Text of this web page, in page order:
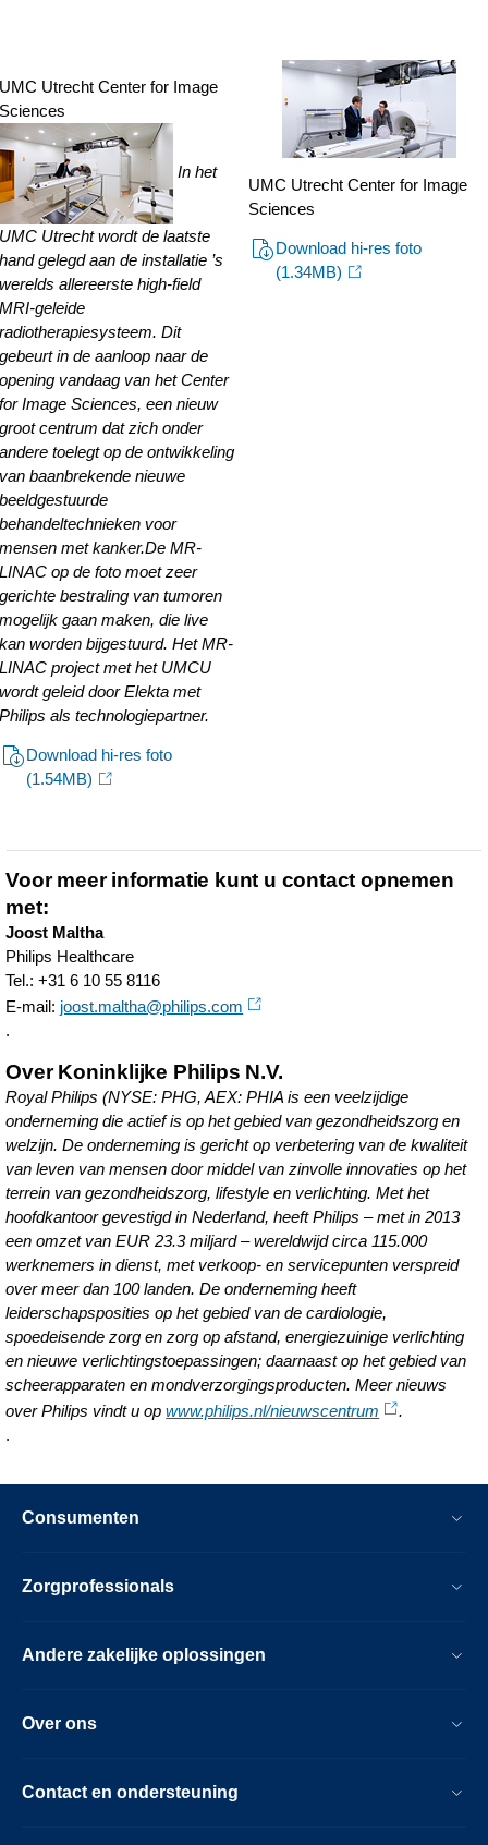
Utrecht-
opent-
het-
Center-
for-
Image-
Sciences.html
UMC Utrecht Center for Image
Sciences
In het
UMC Utrecht wordt de laatste
hand gelegd aan de installatie ’s
werelds allereerste high-field
MRI-geleide
radiotherapiesysteem. Dit
gebeurt in de aanloop naar de
opening vandaag van het Center
for Image Sciences, een nieuw
groot centrum dat zich onder
andere toelegt op de ontwikkeling
van baanbrekende nieuwe
beeldgestuurde
behandeltechnieken voor
mensen met kanker.De MR-
LINAC op de foto moet zeer
gerichte bestraling van tumoren
mogelijk gaan maken, die live
kan worden bijgestuurd. Het MR-
LINAC project met het UMCU
wordt geleid door Elekta met
Philips als technologiepartner.
Download hi-res foto
(1.54MB)
UMC Utrecht Center for Image
Sciences
Download hi-res foto
(1.34MB)
Voor meer informatie kunt u contact opnemen
met:
Joost Maltha
Philips Healthcare
Tel.: +31 6 10 55 8116
E-mail: joost.maltha@philips.com
.
Over Koninklijke Philips N.V.
Royal Philips (NYSE: PHG, AEX: PHIA is een veelzijdige
onderneming die actief is op het gebied van gezondheidszorg en
welzijn. De onderneming is gericht op verbetering van de kwaliteit
van leven van mensen door middel van zinvolle innovaties op het
terrein van gezondheidszorg, lifestyle en verlichting. Met het
hoofdkantoor gevestigd in Nederland, heeft Philips – met in 2013
een omzet van EUR 23.3 miljard – wereldwijd circa 115.000
werknemers in dienst, met verkoop- en servicepunten verspreid
over meer dan 100 landen. De onderneming heeft
leiderschapsposities op het gebied van de cardiologie,
spoedeisende zorg en zorg op afstand, energiezuinige verlichting
en nieuwe verlichtingstoepassingen; daarnaast op het gebied van
scheerapparaten en mondverzorgingsproducten. Meer nieuws
over Philips vindt u opwww.philips.nl/nieuwscentrum
.
.
Consumenten
Zorgprofessionals
Andere zakelijke oplossingen
Over ons
Contact en ondersteuning